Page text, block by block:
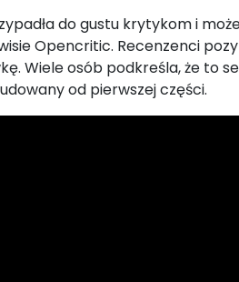
do gustu krytykom i
Opencritic. Recenzenci
Wiele osób podkreśla, że to
od pierwszej części.